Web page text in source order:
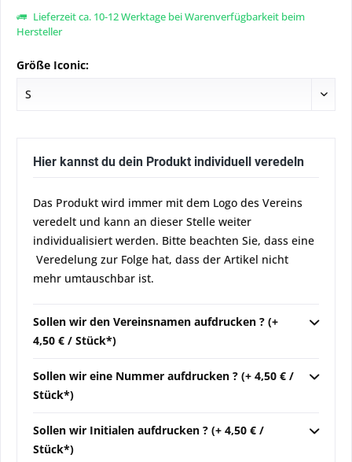
Lieferzeit ca. 10-12 Werktage bei Warenverfügbarkeit beim
Hersteller
Größe Iconic:
Hier kannst du dein Produkt individuell veredeln
Das Produkt wird immer mit dem Logo des Vereins
veredelt und kann an dieser Stelle weiter
individualisiert werden. Bitte beachten Sie, dass eine
Veredelung zur Folge hat, dass der Artikel nicht
mehr umtauschbar ist.
Sollen wir den Vereinsnamen aufdrucken ? (+
4,50 € / Stück*)
Sollen wir eine Nummer aufdrucken ? (+ 4,50 € /
Stück*)
Sollen wir Initialen aufdrucken ? (+ 4,50 € /
Stück*)